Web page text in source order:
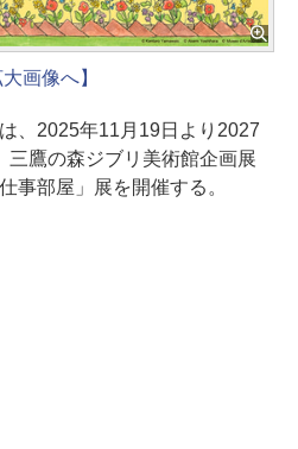
大画像へ】
、2025年11月19日より2027
三鷹の森ジブリ美術館企画展
事部屋」展を開催する。